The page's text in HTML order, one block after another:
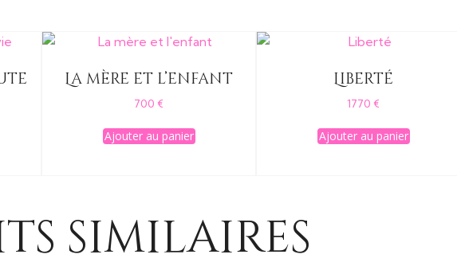
La mère et l’enfant
700 €
Ajouter au panier
Liberté
1770 €
Ajouter au panier
similaires